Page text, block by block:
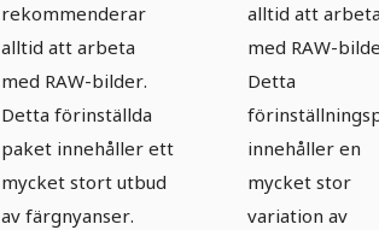
rekommenderar
alltid att arbeta
med RAW-bilder.
Detta förinställda
paket innehåller ett
mycket stort utbud
av färgnyanser.
alltid att
med RAW-
Detta
innehåller en
mycket stor
variation av